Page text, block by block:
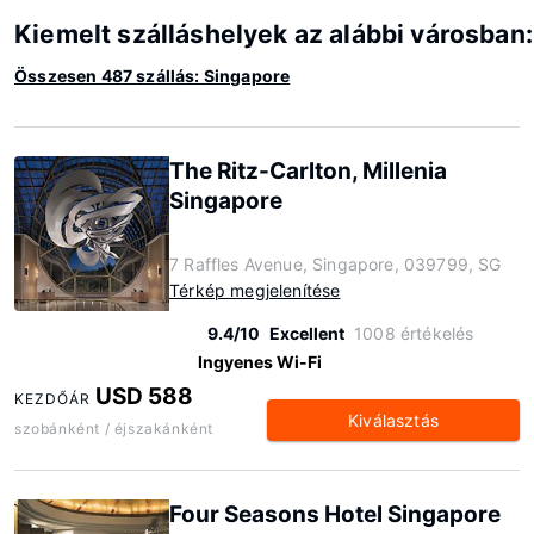
Kiemelt szálláshelyek az alábbi
Összesen 487 szállás: Singapore
The Ritz-Carlton, Millenia
Singapore
7 Raffles Avenue, Singapore, 039799, SG
Térkép megjelenítése
9.4/10 Excellent 1008 értékelés
Ingyenes Wi-Fi
KEZDŐÁR USD 588
szobánként / éjszakánként Kiválasztás
Four Seasons Hotel Singapore